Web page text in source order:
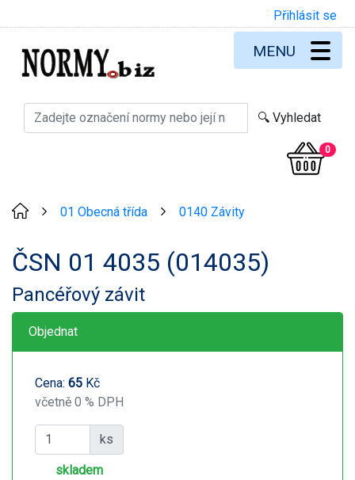
Přihlásit se
0
MENU
01 Obecná třída 0140 Závity
ČSN 01 4035 (014035)
Pancéřový závit
Objednat
Cena: 65 Kč
včetně 0 % DPH
ks
skladem